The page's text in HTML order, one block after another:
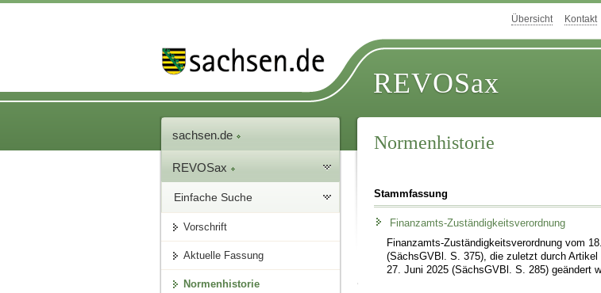
Übersicht Kontakt
REVOSax
sachsen.de
REVOSax
Einfache Suche
Vorschrift
Aktuelle Fassung
Normenhistorie
Normenhistorie
Stammfassung
Finanzamts-Zuständigkeitsverordnung
Finanzamts-Zuständigkeitsverordnung vom
(SächsGVBl. S. 375), die zuletzt durch
27. Juni 2025 (SächsGVBl. S. 285) geändert